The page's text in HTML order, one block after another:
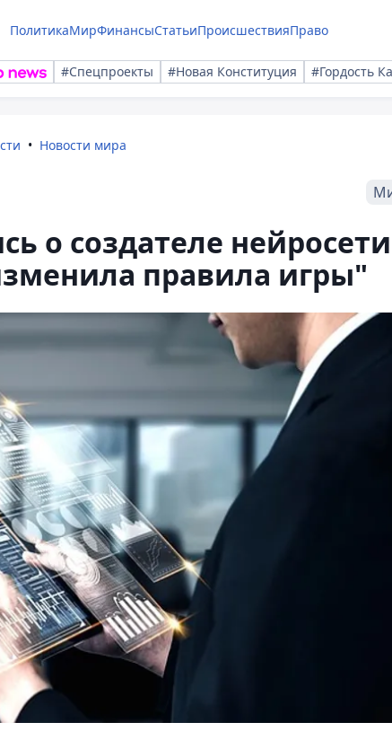
ПолитикаМирФинансыСтатьиПроисшествияПраво
#Спецпроекты #Новая Конституция #Гордость
Новости мира
о создателе нейросети
правила игры"